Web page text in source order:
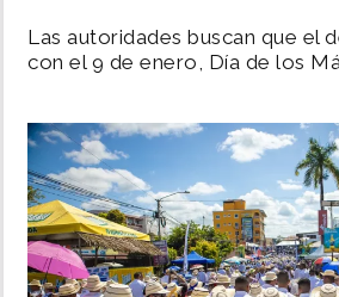
NACIONAL
SHOW
DEPORTES
Las autoridades buscan que el
con el 9 de enero, Día de los